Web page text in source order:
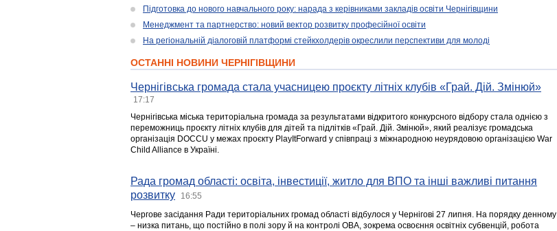
Підготовка до нового навчального року: нарада з керівниками закладів освіти Чернігівщини
Менеджмент та партнерство: новий вектор розвитку професійної освіти
На регіональній діалоговій платформі стейкхолдерів окреслили перспективи для молоді
ОСТАННІ НОВИНИ ЧЕРНІГІВЩИНИ
Чернігівська громада стала учасницею проєкту літніх клубів «Грай. Дій. Змінюй»
17:17
Чернігівська міська територіальна громада за результатами відкритого конкурсного відбору стала однією з
переможниць проєкту літніх клубів для дітей та підлітків «Грай. Дій. Змінюй», який реалізує громадська
організація DOCCU у межах проєкту PlayItForward у співпраці з міжнародною неурядовою організацією War
Child Alliance в Україні.
Рада громад області: освіта, інвестиції, житло для ВПО та інші важливі питання
розвитку
16:55
Чергове засідання Ради територіальних громад області відбулося у Чернігові 27 липня. На порядку денному
– низка питань, що постійно в полі зору й на контролі ОВА, зокрема освоєння освітніх субвенцій, робота